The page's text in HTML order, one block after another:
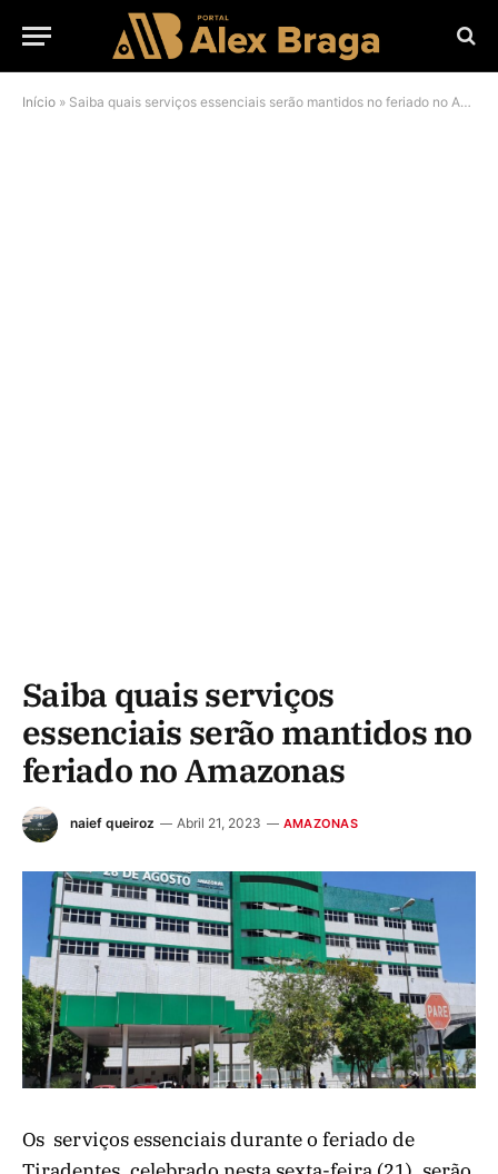
Início » Saiba quais serviços essenciais serão mantidos no feriado no Amazonas
Saiba quais serviços
essenciais serão mantidos no
feriado no Amazonas
naief queiroz Abril 21, 2023 AMAZONAS
Os serviços essenciais durante o feriado de